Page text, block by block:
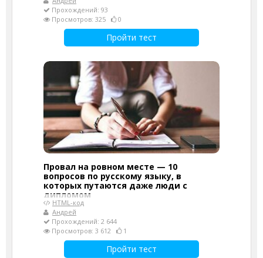
Прохождений: 93
Просмотров: 325
0
Пройти тест
Провал на ровном месте — 10
вопросов по русскому языку, в
которых путаются даже люди с
дипломом
HTML-код
Андрей
Прохождений: 2 644
Просмотров: 3 612
1
Пройти тест